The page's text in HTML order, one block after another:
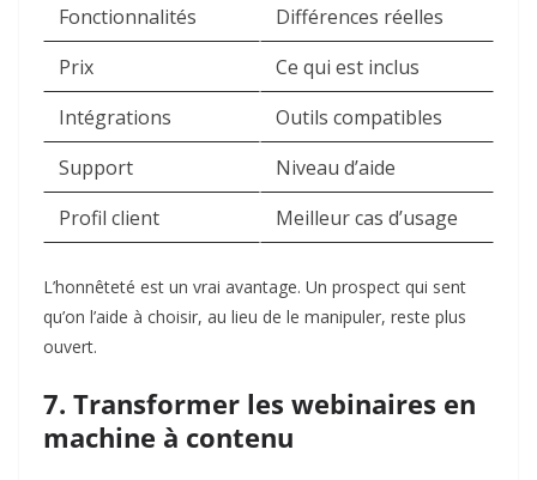
Fonctionnalités
Différences réelles
Prix
Ce qui est inclus
Intégrations
Outils compatibles
Support
Niveau d’aide
Profil client
Meilleur cas d’usage
L’honnêteté est un vrai avantage. Un prospect qui sent
qu’on l’aide à choisir, au lieu de le manipuler, reste plus
ouvert.
7. Transformer les webinaires en
machine à contenu